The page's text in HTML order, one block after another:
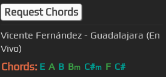
Azteca])
Request Chords
Vicente Fernández - Guadalajara (En
Vivo)
Chords: E A B Bm C#m F C#